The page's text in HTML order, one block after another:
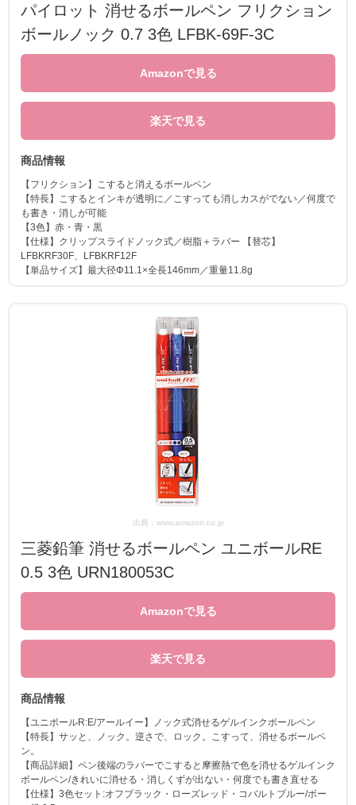
パイロット 消せるボールペン フリクション
ボールノック 0.7 3色 LFBK-69F-3C
Amazonで見る
楽天で見る
商品情報
【フリクション】こすると消えるボールペン
【特長】こするとインキが透明に／こすっても消しカスがでない／何度で
も書き・消しが可能
【3色】赤・青・黒
【仕様】クリップスライドノック式／樹脂＋ラバー 【替芯】
LFBKRF30F、LFBKRF12F
【単品サイズ】最大径Φ11.1×全長146mm／重量11.8g
出典：www.amazon.co.jp
三菱鉛筆 消せるボールペン ユニボールRE
0.5 3色 URN180053C
Amazonで見る
楽天で見る
商品情報
【ユニボールR:E/アールイー】ノック式消せるゲルインクボールペン
【特長】サッと、ノック。逆さで、ロック。こすって、消せるボールペ
ン。
【商品詳細】ペン後端のラバーでこすると摩擦熱で色を消せるゲルインク
ボールペン/きれいに消せる・消しくずが出ない・何度でも書き直せる
【仕様】3色セット:オフブラック・ローズレッド・コバルトブルー/ボー